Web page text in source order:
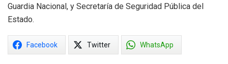
Guardia Nacional, y Secretaría de Seguridad Pública del
Estado.
Facebook Twitter WhatsApp